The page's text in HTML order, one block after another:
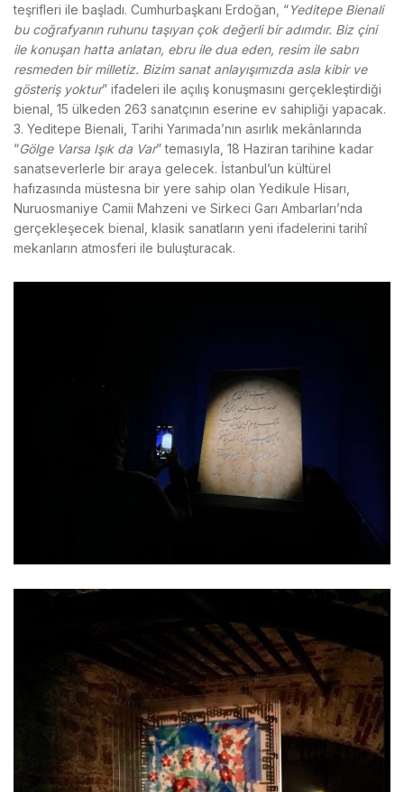
teşrifleri ile başladı. Cumhurbaşkanı Erdoğan, “Yeditepe Bienali
bu coğrafyanın ruhunu taşıyan çok değerli bir adımdır. Biz çini
ile konuşan hatta anlatan, ebru ile dua eden, resim ile sabrı
resmeden bir milletiz. Bizim sanat anlayışımızda asla kibir ve
gösteriş yoktur” ifadeleri ile açılış konuşmasını gerçekleştirdiği
bienal, 15 ülkeden 263 sanatçının eserine ev sahipliği yapacak.
3. Yeditepe Bienali, Tarihi Yarımada’nın asırlık mekânlarında
“Gölge Varsa Işık da Var” temasıyla, 18 Haziran tarihine kadar
sanatseverlerle bir araya gelecek. İstanbul’un kültürel
hafızasında müstesna bir yere sahip olan Yedikule Hisarı,
Nuruosmaniye Camii Mahzeni ve Sirkeci Garı Ambarları’nda
gerçekleşecek bienal, klasik sanatların yeni ifadelerini tarihî
mekanların atmosferi ile buluşturacak.